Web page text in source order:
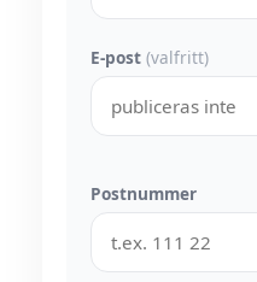
E-post (valfritt)
Postnummer